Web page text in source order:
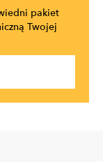
pakiet
Twojej